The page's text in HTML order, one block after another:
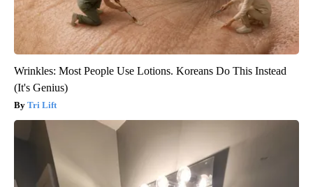
Wrinkles: Most People Use Lotions. Koreans Do This Instead
(It's Genius)
Tri Lift